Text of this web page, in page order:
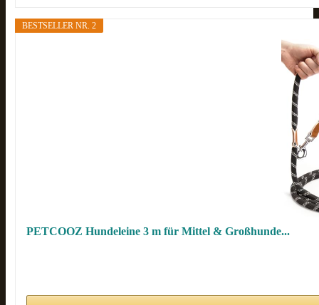
BESTSELLER NR. 2
PETCOOZ Hundeleine 3 m für Mittel & Großhunde...